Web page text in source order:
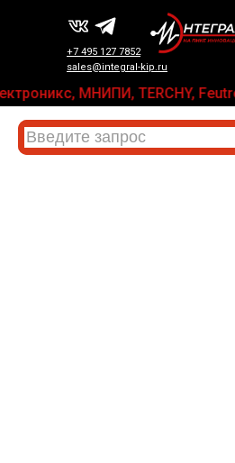
+7 495 127 7852
sales@integral-kip.ru
МНИПИ, TERCHY,